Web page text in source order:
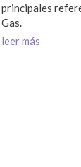
principales
Gas.
leer más